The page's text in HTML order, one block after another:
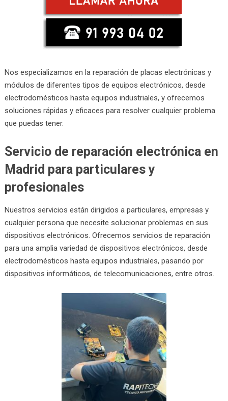
Nos especializamos en la reparación de placas electrónicas y
módulos de diferentes tipos de equipos electrónicos, desde
electrodomésticos hasta equipos industriales, y ofrecemos
soluciones rápidas y eficaces para resolver cualquier problema
que puedas tener.
Servicio de reparación electrónica en
Madrid para particulares y
profesionales
Nuestros servicios están dirigidos a particulares, empresas y
cualquier persona que necesite solucionar problemas en sus
dispositivos electrónicos. Ofrecemos servicios de reparación
para una amplia variedad de dispositivos electrónicos, desde
electrodomésticos hasta equipos industriales, pasando por
dispositivos informáticos, de telecomunicaciones, entre otros.